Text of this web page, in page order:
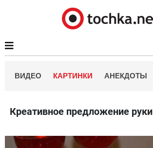
ВИДЕО КАРТИНКИ АНЕКДОТЫ
Креативное предложение руки